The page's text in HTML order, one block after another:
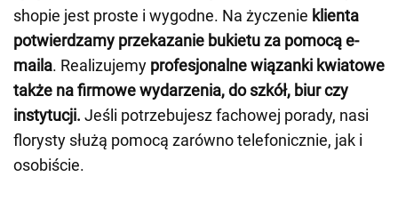
shopie jest proste i wygodne. Na życzenie klienta
potwierdzamy przekazanie bukietu za pomocą e-
maila. Realizujemy profesjonalne wiązanki kwiatowe
także na firmowe wydarzenia, do szkół, biur czy
instytucji. Jeśli potrzebujesz fachowej porady, nasi
florysty służą pomocą zarówno telefonicznie, jak i
osobiście.